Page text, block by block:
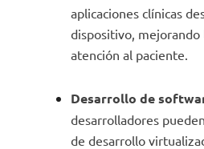
aplicaciones clínicas
dispositivo, mejorando
atención al paciente.
Desarrollo de
desarrolladores
de desarrollo